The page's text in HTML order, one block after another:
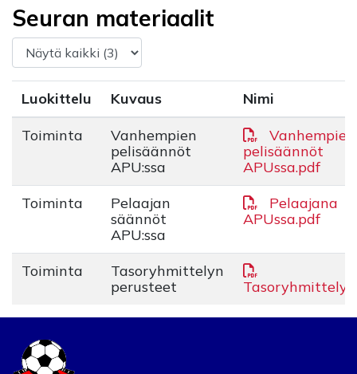
Seuran materiaalit
Luokittelu Kuvaus
Nimi
Toiminta
Vanhempien
pelisäännöt
APU:ssa
Vanhempien
pelisäännöt
APUssa.pdf
Toiminta
Pelaajan
säännöt
APU:ssa
Pelaajana
APUssa.pdf
Toiminta
Tasoryhmittelyn
perusteet